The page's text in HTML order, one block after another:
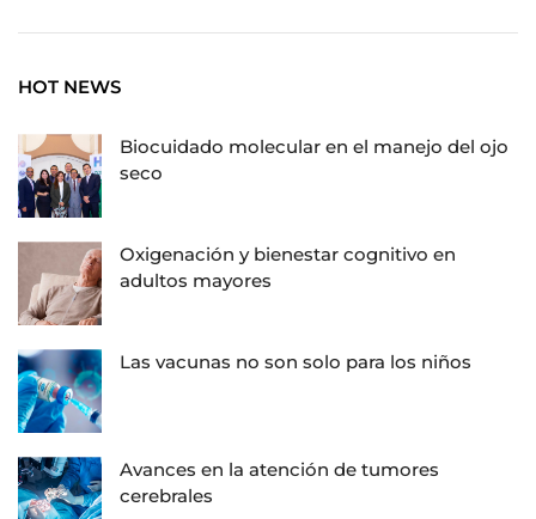
HOT NEWS
Biocuidado molecular en el manejo del ojo
seco
Oxigenación y bienestar cognitivo en
adultos mayores
Las vacunas no son solo para los niños
Avances en la atención de tumores
cerebrales